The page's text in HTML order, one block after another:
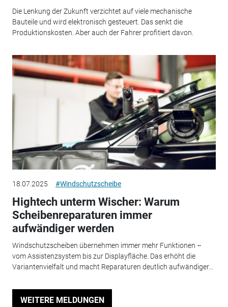
Die Lenkung der Zukunft verzichtet auf viele mechanische
Bauteile und wird elektronisch gesteuert. Das senkt die
Produktionskosten. Aber auch der Fahrer profitiert davon.
18.07.2025 #Windschutzscheibe
Hightech unterm Wischer: Warum
Scheibenreparaturen immer
aufwändiger werden
Windschutzscheiben übernehmen immer mehr Funktionen –
vom Assistenzsystem bis zur Displayfläche. Das erhöht die
Variantenvielfalt und macht Reparaturen deutlich aufwändiger...
WEITERE MELDUNGEN